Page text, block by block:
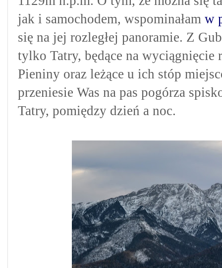
jak i samochodem, wspominałam w
się na jej rozległej panoramie. Z
tylko Tatry, będące na
Pieniny oraz leżące u ich stóp
przeniesie Was na pas pogórza
Tatry, pomiędzy dzień a noc.